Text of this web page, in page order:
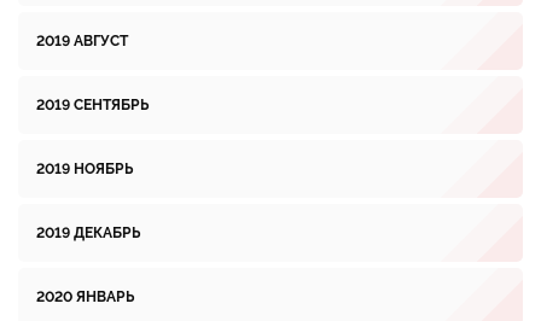
2019 АВГУСТ
2019 СЕНТЯБРЬ
2019 НОЯБРЬ
2019 ДЕКАБРЬ
2020 ЯНВАРЬ